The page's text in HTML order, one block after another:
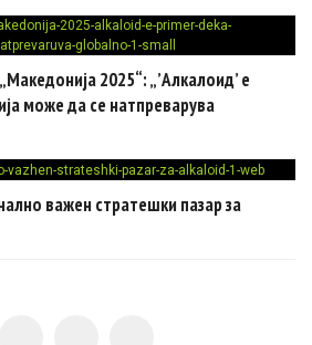
2025“: „’Алкалоид’ е
може да се натпреварува
важен стратешки пазар за